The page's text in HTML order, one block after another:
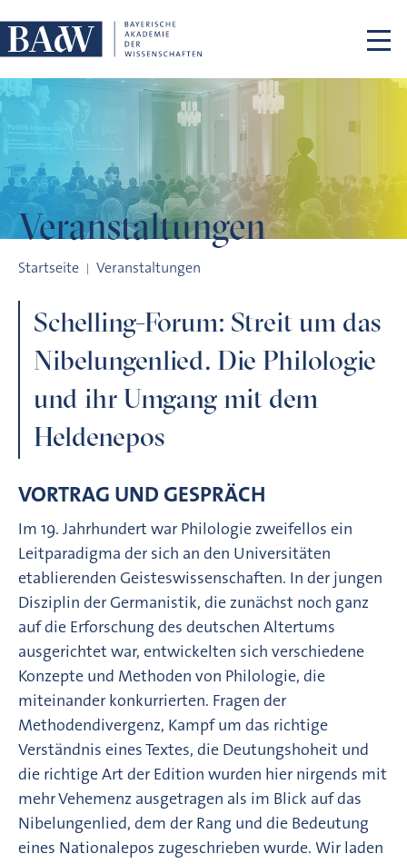
Veranstaltungen
Startseite Veranstaltungen
Schelling-Forum: Streit um das
Nibelungenlied. Die Philologie
und ihr Umgang mit dem
Heldenepos
VORTRAG UND GESPRÄCH
Im 19. Jahrhundert war Philologie zweifellos ein
Leitparadigma der sich an den Universitäten
etablierenden Geisteswissenschaften. In der jungen
Disziplin der Germanistik, die zunächst noch ganz
auf die Erforschung des deutschen Altertums
ausgerichtet war, entwickelten sich verschiedene
Konzepte und Methoden von Philologie, die
miteinander konkurrierten. Fragen der
Methodendivergenz, Kampf um das richtige
Verständnis eines Textes, die Deutungshoheit und
die richtige Art der Edition wurden hier nirgends mit
mehr Vehemenz ausgetragen als im Blick auf das
Nibelungenlied, dem der Rang und die Bedeutung
eines Nationalepos zugeschrieben wurde. Wir laden